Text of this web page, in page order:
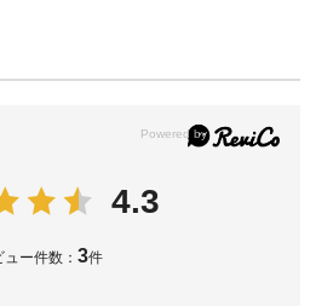
4.3
ュー件数： 3件